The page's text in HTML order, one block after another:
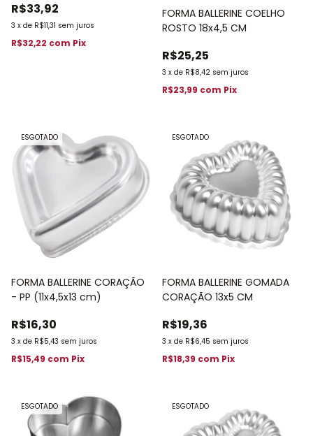
R$33,92
3 x de R$11,31 sem juros
R$32,22 com Pix
FORMA BALLERINE COELHO
ROSTO 18x4,5 CM
R$25,25
3 x de R$8,42 sem juros
R$23,99 com Pix
ESGOTADO
FORMA BALLERINE CORAÇÃO
- PP (11x4,5x13 cm)
R$16,30
3 x de R$5,43 sem juros
R$15,49 com Pix
ESGOTADO
FORMA BALLERINE GOMADA
CORAÇÃO 13x5 CM
R$19,36
3 x de R$6,45 sem juros
R$18,39 com Pix
ESGOTADO ESGOTADO